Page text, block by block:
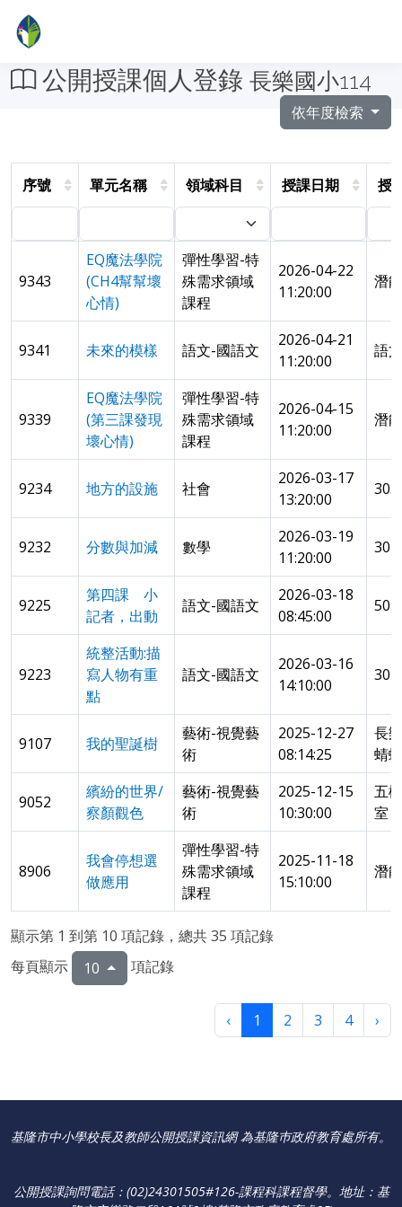
公開授課個人登錄 長樂國小114
依年度檢索
序號 單元名稱 領域科目 授課日期 授
9343
EQ魔法學院
(CH4幫幫壞
心情)
彈性學習-特
殊需求領域
課程
2026-04-22
11:20:00
潛
9341 未來的模樣 語文-國語文
2026-04-21
11:20:00
語
9339
EQ魔法學院
(第三課發現
壞心情)
彈性學習-特
殊需求領域
課程
2026-04-15
11:20:00
潛
9234 地方的設施 社會
2026-03-17
13:20:00
303
9232 分數與加減 數學
2026-03-19
11:20:00
302
9225
第四課 小
記者，出動
語文-國語文
2026-03-18
08:45:00
501
9223
統整活動:描
寫人物有重
點
語文-國語文
2026-03-16
14:10:00
301
9107 我的聖誕樹
藝術-視覺藝
術
2025-12-27
08:14:25
長
蜻
9052
繽紛的世界/
察顏觀色
藝術-視覺藝
術
2025-12-15
10:30:00
五
室
8906
我會停想選
做應用
彈性學習-特
殊需求領域
課程
2025-11-18
15:10:00
潛
顯示第 1 到第 10 項記錄，總共 35 項記錄
每頁顯示
10 項記錄
‹ 1 2 3 4 ›
基隆市中小學校長及教師公開授課資訊網 為基隆巿政府教育處所有。
公開授課詢問電話：(02)24301505#126-課程科課程督學。 地址：基